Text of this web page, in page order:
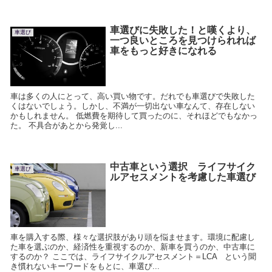
車選び
車選びに失敗した！と嘆くより、
一つ良いところを見つけられれば
車をもっと好きになれる
車は多くの人にとって、高い買い物です。だれでも車選びで失敗した
くはないでしょう。しかし、不満が一切出ない車なんて、存在しない
かもしれません。 低燃費を期待して買ったのに、それほどでもなかっ
た。 不具合があとから発覚し...
車選び
中古車という選択 ライフサイク
ルアセスメントを考慮した車選び
車を購入する際、様々な選択肢があり頭を悩ませます。環境に配慮し
た車を選ぶのか、経済性を重視するのか、新車を買うのか、中古車に
するのか？ ここでは、ライフサイクルアセスメント＝LCA という聞
き慣れないキーワードをもとに、車選び...